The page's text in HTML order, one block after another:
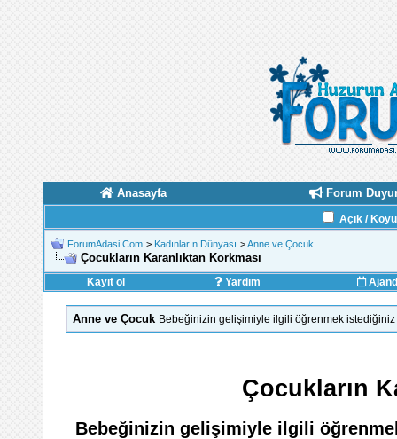
Anasayfa Forum
Açık /
ForumAdasi.Com > Kadınların Dünyası >Anne ve Çocuk
Çocukların Karanlıktan Korkması
Kayıt ol Yardım
Anne ve Çocuk Bebeğinizin gelişimiyle ilgili öğrenmek
Çocukların
Bebeğinizin gelişimiyle ilgili